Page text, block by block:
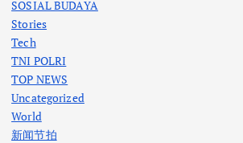
SOSIAL BUDAYA
Stories
Tech
TNI POLRI
TOP NEWS
Uncategorized
World
新闻节拍